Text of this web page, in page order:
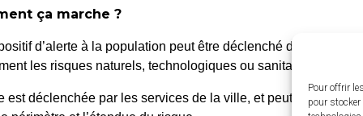
Pour offrir
pour
d’Anthéron
La Roque d’Anthéron
de 8h30
Le
de 8h30
ça marche ?
d’alerte à la population peut être déclenché dans
les risques naturels, technologiques ou sanitaires.
est déclenchée par les services de la ville, et peut être